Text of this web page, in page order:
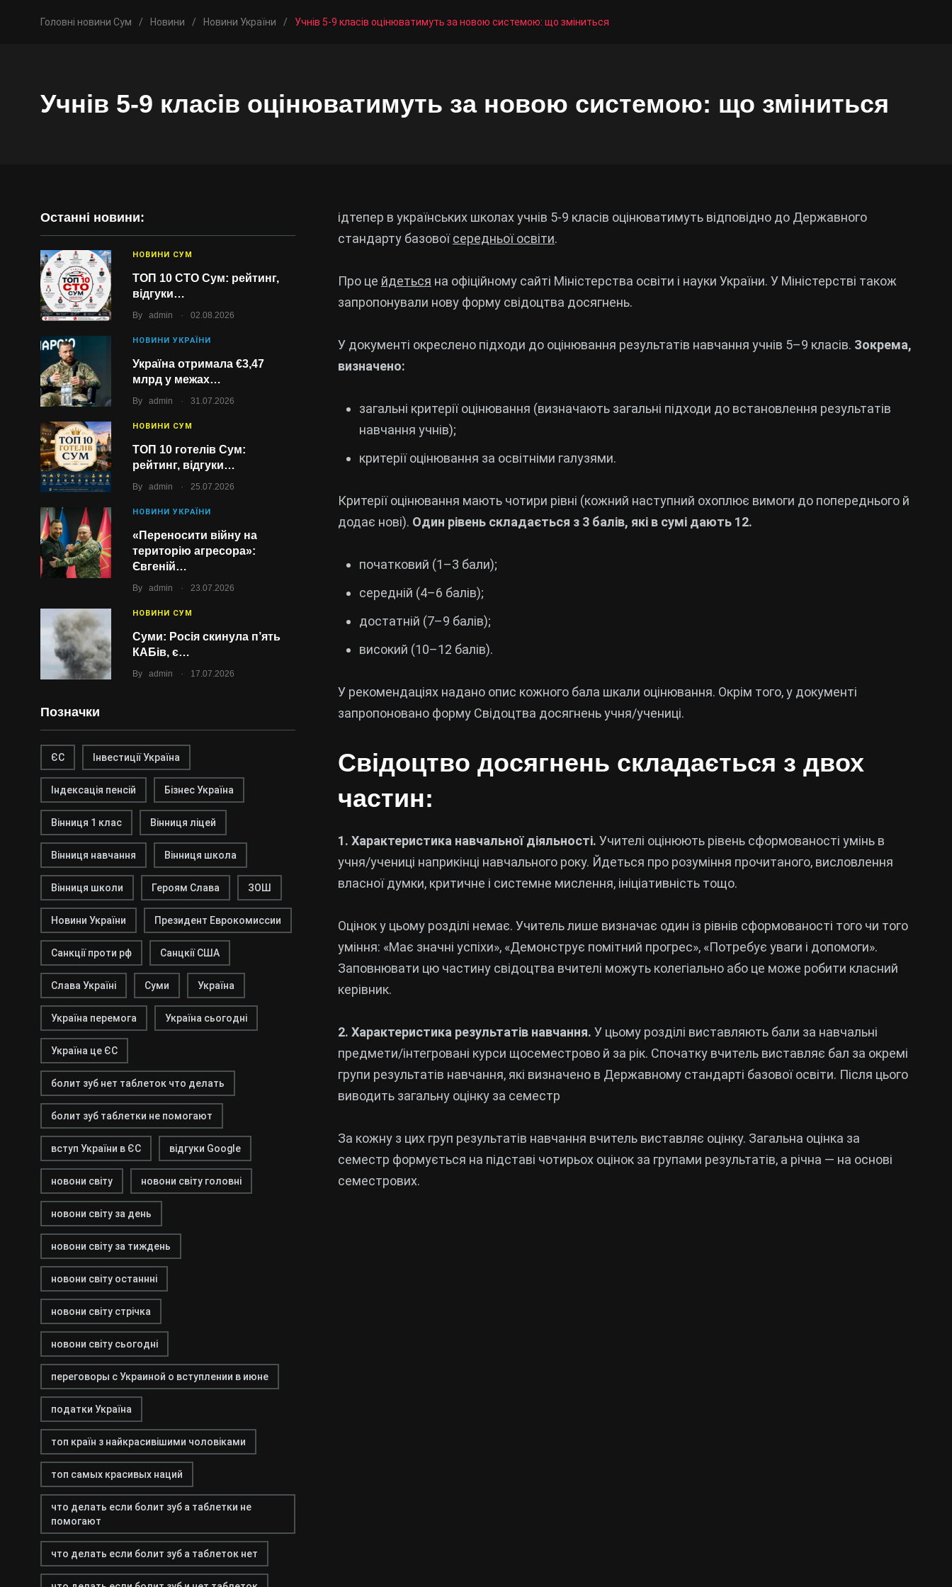
Головні новини Сум / Новини / Новини України / Учнів 5-9 класів оцінюватимуть за новою системою: що зміниться
Учнів 5-9 класів оцінюватимуть за новою системою: що зміниться
Останні новини:
НОВИНИ СУМ
ТОП 10 СТО Сум: рейтинг,
відгуки…
By admin . 02.08.2026
НОВИНИ УКРАЇНИ
Україна отримала €3,47
млрд у межах…
By admin . 31.07.2026
НОВИНИ СУМ
ТОП 10 готелів Сум:
рейтинг, відгуки…
By admin . 25.07.2026
НОВИНИ УКРАЇНИ
«Переносити війну на
територію агресора»:
Євгеній…
By admin . 23.07.2026
НОВИНИ СУМ
Суми: Росія скинула п’ять
КАБів, є…
By admin . 17.07.2026
Позначки
ЄС Інвестиції Україна
Індексація пенсій Бізнес Україна
Вінниця 1 клас Вінниця ліцей
Вінниця навчання Вінниця школа
Вінниця школи Героям Слава ЗОШ
Новини України Президент Еврокомиссии
Санкції проти рф Санцкії США
Слава Україні Суми Україна
Україна перемога Україна сьогодні
Україна це ЄС
болит зуб нет таблеток что делать
болит зуб таблетки не помогают
вступ України в ЄС відгуки Google
новони світу новони світу головні
новони світу за день
новони світу за тиждень
новони світу останнні
новони світу стрічка
новони світу сьогодні
переговоры с Украиной о вступлении в июне
податки Україна
топ країн з найкрасивішими чоловіками
топ самых красивых наций
что делать если болит зуб а таблетки не
помогают
что делать если болит зуб а таблеток нет
ідтепер в українських школах учнів 5-9 класів оцінюватимуть відповідно до Державного
стандарту базовоїсередньої освіти.
Про це йдеться на офіційному сайті Міністерства освіти і науки України. У Міністерстві також
запропонували нову форму свідоцтва досягнень.
У документі окреслено підходи до оцінювання результатів навчання учнів 5–9 класів. Зокрема,
визначено:
загальні критерії оцінювання (визначають загальні підходи до встановлення результатів
навчання учнів);
критерії оцінювання за освітніми галузями.
Критерії оцінювання мають чотири рівні (кожний наступний охоплює вимоги до попереднього й
додає нові). Один рівень складається з 3 балів, які в сумі дають 12.
початковий (1–3 бали);
середній (4–6 балів);
достатній (7–9 балів);
високий (10–12 балів).
У рекомендаціях надано опис кожного бала шкали оцінювання. Окрім того, у документі
запропоновано форму Свідоцтва досягнень учня/учениці.
Свідоцтво досягнень складається з двох
частин:
1. Характеристика навчальної діяльності. Учителі оцінюють рівень сформованості умінь в
учня/учениці наприкінці навчального року. Йдеться про розуміння прочитаного, висловлення
власної думки, критичне і системне мислення, ініціативність тощо.
Оцінок у цьому розділі немає. Учитель лише визначає один із рівнів сформованості того чи того
уміння: «Має значні успіхи», «Демонструє помітний прогрес», «Потребує уваги і допомоги».
Заповнювати цю частину свідоцтва вчителі можуть колегіально або це може робити класний
керівник.
2. Характеристика результатів навчання. У цьому розділі виставляють бали за навчальні
предмети/інтегровані курси щосеместрово й за рік. Спочатку вчитель виставляє бал за окремі
групи результатів навчання, які визначено в Державному стандарті базової освіти. Після цього
виводить загальну оцінку за семестр
За кожну з цих груп результатів навчання вчитель виставляє оцінку. Загальна оцінка за
семестр формується на підставі чотирьох оцінок за групами результатів, а річна — на основі
семестрових.